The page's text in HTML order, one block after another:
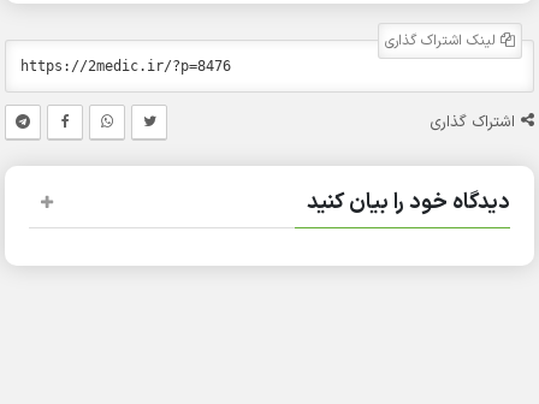
لینک اشتراک گذاری
اشتراک گذاری
دیدگاه خود را بیان کنید